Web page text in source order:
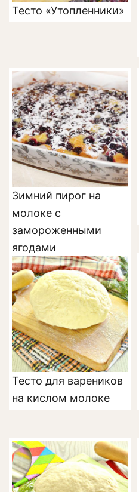
Тесто «Утопленники»
Зимний пирог на
молоке с
замороженными
ягодами
Тесто для вареников
на кислом молоке